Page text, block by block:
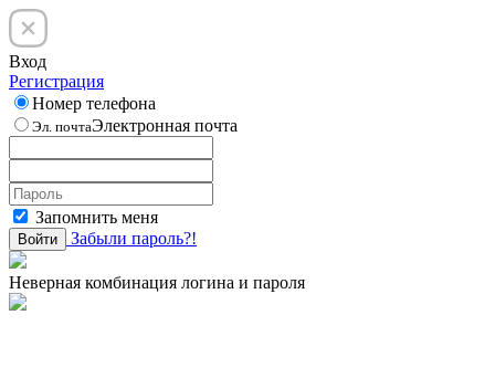
Вход
Регистрация
Номер телефона
Эл. почтаЭлектронная почта
Запомнить меня
Войти Забыли пароль?!
Неверная комбинация логина и пароля